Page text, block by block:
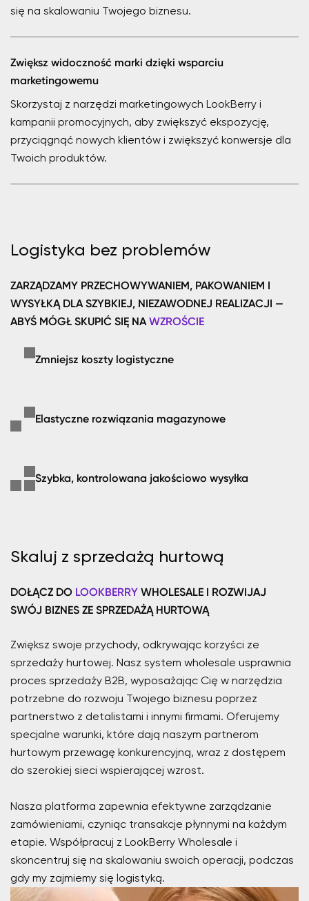
się na skalowaniu Twojego biznesu.
Zwiększ widoczność marki dzięki wsparciu
marketingowemu
Skorzystaj z narzędzi marketingowych LookBerry i
kampanii promocyjnych, aby zwiększyć ekspozycję,
przyciągnąć nowych klientów i zwiększyć konwersje dla
Twoich produktów.
Logistyka bez problemów
ZARZĄDZAMY PRZECHOWYWANIEM, PAKOWANIEM I
WYSYŁKĄ DLA SZYBKIEJ, NIEZAWODNEJ REALIZACJI —
ABYŚ MÓGŁ SKUPIĆ SIĘ NAWZROŚCIE
Zmniejsz koszty logistyczne
Elastyczne rozwiązania magazynowe
Szybka, kontrolowana jakościowo wysyłka
Skaluj z sprzedażą hurtową
DOŁĄCZ DO LOOKBERRY WHOLESALE I ROZWIJAJ
SWÓJ BIZNES ZE SPRZEDAŻĄ HURTOWĄ
Zwiększ swoje przychody, odkrywając korzyści ze
sprzedaży hurtowej. Nasz system wholesale usprawnia
proces sprzedaży B2B, wyposażając Cię w narzędzia
potrzebne do rozwoju Twojego biznesu poprzez
partnerstwo z detalistami i innymi firmami. Oferujemy
specjalne warunki, które dają naszym partnerom
hurtowym przewagę konkurencyjną, wraz z dostępem
do szerokiej sieci wspierającej wzrost.
Nasza platforma zapewnia efektywne zarządzanie
zamówieniami, czyniąc transakcje płynnymi na każdym
etapie. Współpracuj z LookBerry Wholesale i
skoncentruj się na skalowaniu swoich operacji, podczas
gdy my zajmiemy się logistyką.